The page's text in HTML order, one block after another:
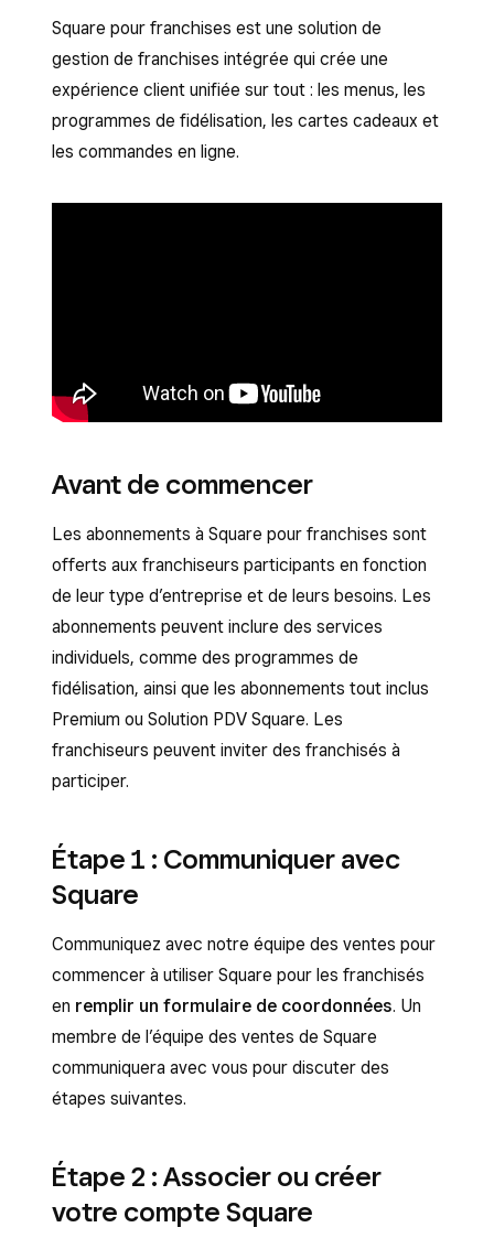
Square pour franchises est une solution de
gestion de franchises intégrée qui crée une
expérience client unifiée sur tout : les menus, les
programmes de fidélisation, les cartes cadeaux et
les commandes en ligne.
Avant de commencer
Les abonnements à Square pour franchises sont
offerts aux franchiseurs participants en fonction
de leur type d’entreprise et de leurs besoins. Les
abonnements peuvent inclure des services
individuels, comme des programmes de
fidélisation, ainsi que les abonnements tout inclus
Premium ou Solution PDV Square. Les
franchiseurs peuvent inviter des franchisés à
participer.
Étape 1 : Communiquer avec
Square
Communiquez avec notre équipe des ventes pour
commencer à utiliser Square pour les franchisés
en remplir un formulaire de coordonnées. Un
membre de l’équipe des ventes de Square
communiquera avec vous pour discuter des
étapes suivantes.
Étape 2 : Associer ou créer
votre compte Square